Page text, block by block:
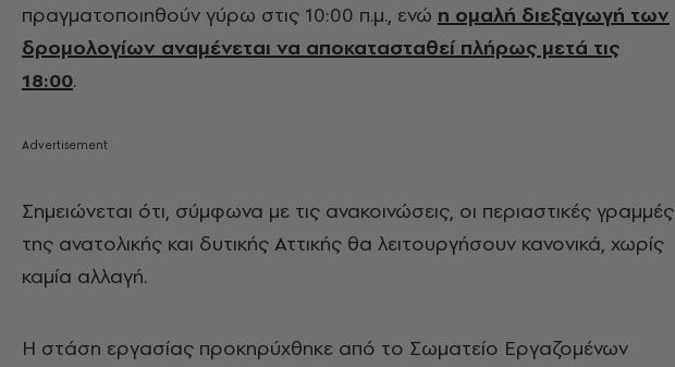
πραγματοποιηθούν γύρω στις 10:00 π.μ., ενώ η ομαλή διεξαγωγή των
δρομολογίων αναμένεται να αποκατασταθεί πλήρως μετά τις
18:00.
Σημειώνεται ότι, σύμφωνα με τις ανακοινώσεις, οι περιαστικές γραμμές
της ανατολικής και δυτικής Αττικής θα λειτουργήσουν κανονικά, χωρίς
καμία αλλαγή.
Η στάση εργασίας προκηρύχθηκε από το Σωματείο Εργαζομένων